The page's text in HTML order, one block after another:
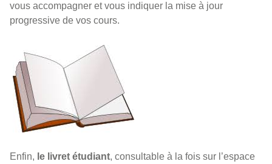
vous accompagner et vous indiquer la mise à jour
progressive de vos cours.
Enfin, le livret étudiant, consultable à la fois sur l’espace